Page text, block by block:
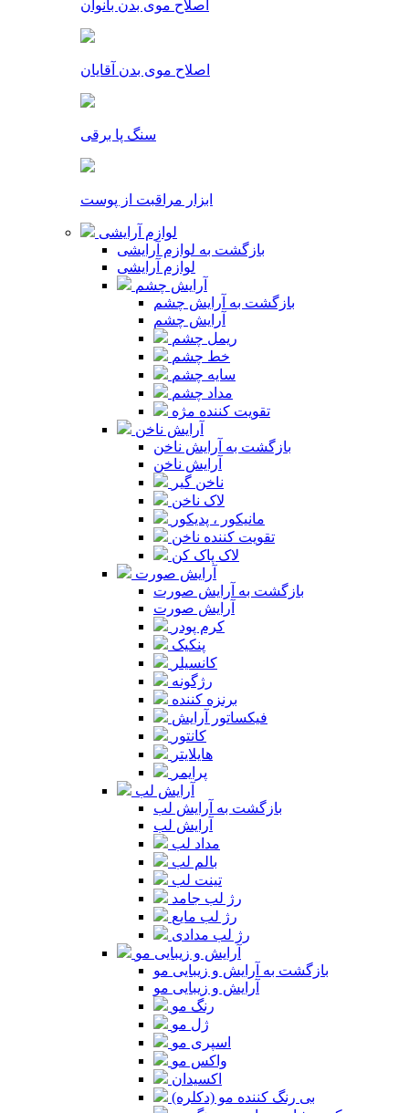
اصلاح موی بدن بانوان
اصلاح موی بدن آقایان
سنگ پا برقی
ابزار مراقبت از پوست
لوازم آرایشی
بازگشت به لوازم آرایشی
لوازم آرایشی
آرایش چشم
بازگشت به آرایش چشم
آرایش چشم
ریمل چشم
خط چشم
سایه چشم
مداد چشم
تقویت کننده مژه
آرایش ناخن
بازگشت به آرایش ناخن
آرایش ناخن
ناخن گیر
لاک ناخن
مانیکور ، پدیکور
تقویت کننده ناخن
لاک پاک کن
آرایش صورت
بازگشت به آرایش صورت
آرایش صورت
کرم پودر
پنکیک
کانسیلر
رژگونه
برنزه کننده
فیکساتور آرایش
کانتور
هایلایتر
پرایمر
آرایش لب
بازگشت به آرایش لب
آرایش لب
مداد لب
بالم لب
تینت لب
رژ لب جامد
رژ لب مایع
رژ لب مدادی
آرایش و زیبایی مو
بازگشت به آرایش و زیبایی مو
آرایش و زیبایی مو
رنگ مو
ژل مو
اسپری مو
واکس مو
اکسیدان
بی رنگ کننده مو (دکلره)